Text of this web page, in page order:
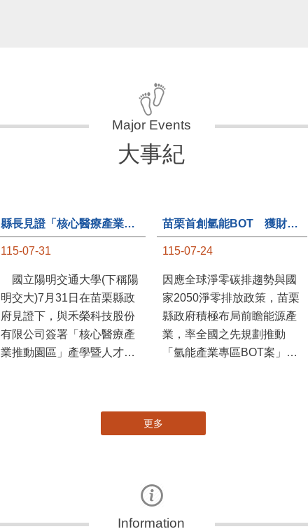
大事紀
縣長見證「核心醫療產業推動園區」產學合作簽約儀式
115-07-31
國立陽明交通大學(下稱陽
明交大)7月31日在苗栗縣政
府見證下，與禾榮科技股份
有限公司簽署「核心醫療產
業推動園區」產學暨人才培
苗栗首創氫能BOT 獲財政部「突破之翼」肯定
115-07-24
因應全球淨零碳排趨勢與國
家2050淨零排放政策，苗栗
縣政府積極布局前瞻能源產
業，率全國之先規劃推動
「氫能產業專區BOT案」，
更多